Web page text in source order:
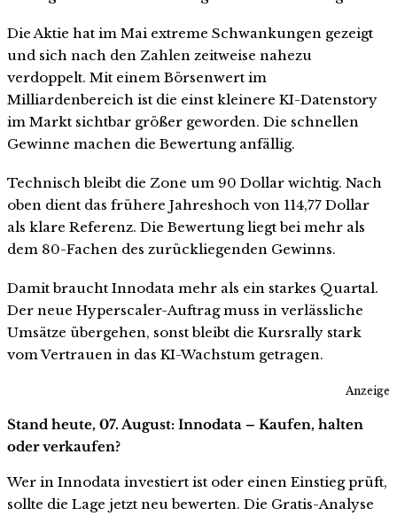
Die Aktie hat im Mai extreme Schwankungen gezeigt
und sich nach den Zahlen zeitweise nahezu
verdoppelt. Mit einem Börsenwert im
Milliardenbereich ist die einst kleinere KI-Datenstory
im Markt sichtbar größer geworden. Die schnellen
Gewinne machen die Bewertung anfällig.
Technisch bleibt die Zone um 90 Dollar wichtig. Nach
oben dient das frühere Jahreshoch von 114,77 Dollar
als klare Referenz. Die Bewertung liegt bei mehr als
dem 80-Fachen des zurückliegenden Gewinns.
Damit braucht Innodata mehr als ein starkes Quartal.
Der neue Hyperscaler-Auftrag muss in verlässliche
Umsätze übergehen, sonst bleibt die Kursrally stark
vom Vertrauen in das KI-Wachstum getragen.
Anzeige
Stand heute, 07. August: Innodata – Kaufen, halten
oder verkaufen?
Wer in Innodata investiert ist oder einen Einstieg prüft,
sollte die Lage jetzt neu bewerten. Die Gratis-Analyse